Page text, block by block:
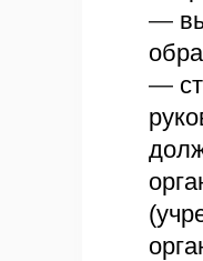
—
—